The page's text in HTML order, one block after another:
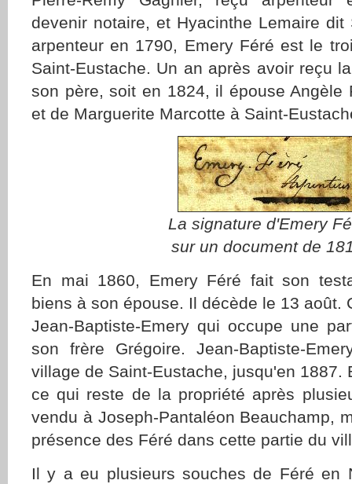
devenir notaire, et Hyacinthe Lemaire dit
arpenteur en 1790, Emery Féré est le
Saint-Eustache. Un an après avoir reçu
son père, soit en 1824, il épouse Angèle
et de Marguerite Marcotte à Saint-
La signature d'Emery
sur un document de
En mai 1860, Emery Féré fait son
biens à son épouse. Il décède le 13 août.
Jean-Baptiste-Emery qui occupe une
son frère Grégoire. Jean-Baptiste-
village de Saint-Eustache, jusqu'en 1887.
ce qui reste de la propriété après
vendu à Joseph-Pantaléon Beauchamp,
présence des Féré dans cette partie du
Il y a eu plusieurs souches de Féré en